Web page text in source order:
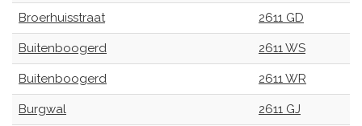
Broerhuisstraat 2611 GD
Buitenboogerd 2611 WS
Buitenboogerd 2611 WR
Burgwal 2611 GJ